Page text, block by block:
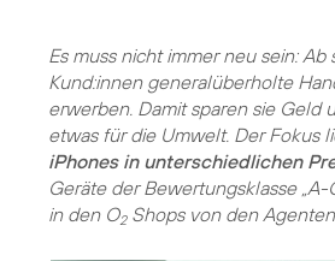
Es muss nicht immer neu sein:
Kund:innen generalüberholte
erwerben. Damit sparen sie Geld
etwas für die Umwelt. Der Fokus
iPhones in unterschiedlichen
Geräte der Bewertungsklasse
in den O2Shops von den